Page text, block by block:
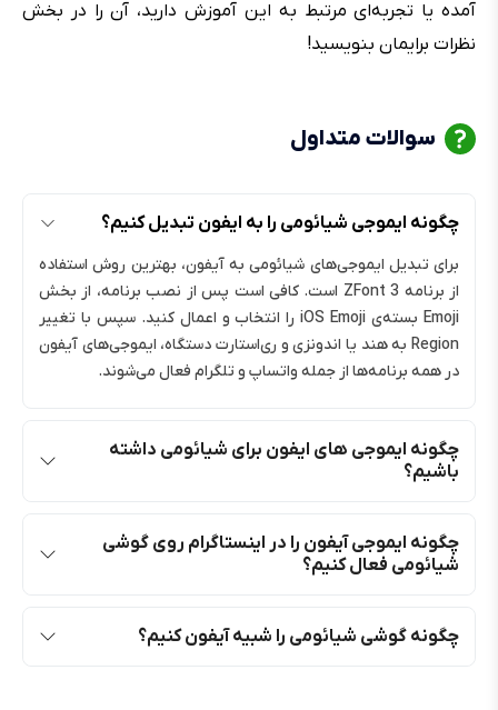
آمده یا تجربه‌ای مرتبط به این آموزش دارید، آن را در بخش
نظرات برایمان بنویسید!
سوالات متداول
چگونه ایموجی شیائومی را به ایفون تبدیل کنیم؟
برای تبدیل ایموجی‌های شیائومی به آیفون، بهترین روش استفاده
از برنامه ZFont 3 است. کافی است پس از نصب برنامه، از بخش
Emoji بسته‌ی iOS Emoji را انتخاب و اعمال کنید. سپس با تغییر
Region به هند یا اندونزی و ری‌استارت دستگاه، ایموجی‌های آیفون
در همه برنامه‌ها از جمله واتساپ و تلگرام فعال می‌شوند.
چگونه ایموجی های ایفون برای شیائومی داشته
باشیم؟
چگونه ایموجی آیفون را در اینستاگرام روی گوشی
شیائومی فعال کنیم؟
چگونه گوشی شیائومی را شبیه آیفون کنیم؟